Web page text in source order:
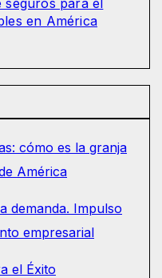
para el
en América
cómo es la granja
América
demanda. Impulso
empresarial
el Éxito